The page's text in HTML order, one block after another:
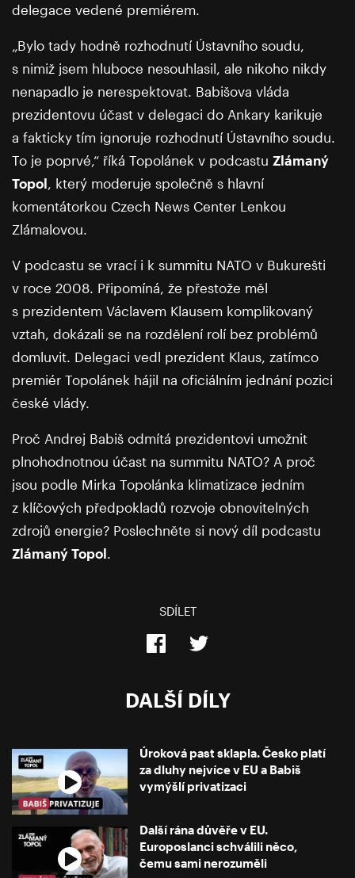
delegace vedené premiérem.
„Bylo tady hodně rozhodnutí Ústavního soudu,
s nimiž jsem hluboce nesouhlasil, ale nikoho nikdy
nenapadlo je nerespektovat. Babišova vláda
prezidentovu účast v delegaci do Ankary karikuje
a fakticky tím ignoruje rozhodnutí Ústavního soudu.
To je poprvé,“ říká Topolánek v podcastu Zlámaný
Topol , který moderuje společně s hlavní
komentátorkou Czech News Center Lenkou
Zlámalovou.
V podcastu se vrací i k summitu NATO v Bukurešti
v roce 2008. Připomíná, že přestože měl
s prezidentem Václavem Klausem komplikovaný
vztah, dokázali se na rozdělení rolí bez problémů
domluvit. Delegaci vedl prezident Klaus, zatímco
premiér Topolánek hájil na oficiálním jednání pozici
české vlády.
Proč Andrej Babiš odmítá prezidentovi umožnit
plnohodnotnou účast na summitu NATO? A proč
jsou podle Mirka Topolánka klimatizace jedním
z klíčových předpokladů rozvoje obnovitelných
zdrojů energie? Poslechněte si nový díl podcastu
Zlámaný Topol
SDÍLET
DALŠÍ DÍLY
Úroková past sklapla. Česko platí
za dluhy nejvíce v EU a Babiš
vymýšlí privatizaci
Další rána důvěře v EU.
Europoslanci schválili něco,
čemu sami nerozuměli